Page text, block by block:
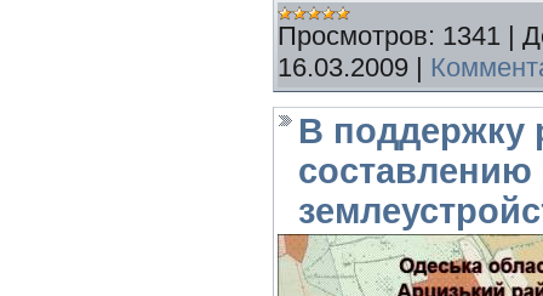
Просмотров: 1341 |
16.03.2009 |
В поддержку